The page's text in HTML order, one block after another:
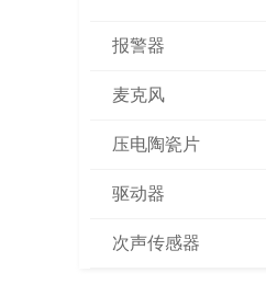
报警器
麦克风
压电陶瓷片
驱动器
次声传感器